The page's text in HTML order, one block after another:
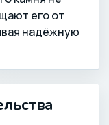
его от
надёжную